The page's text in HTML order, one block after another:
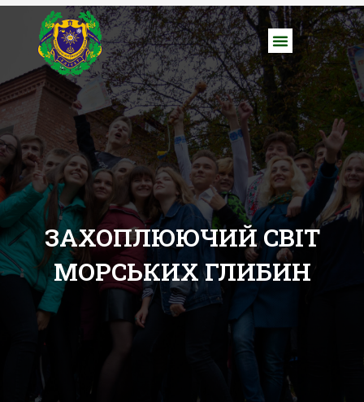
ЗАХОПЛЮЮЧИЙ СВІТ
МОРСЬКИХ ГЛИБИН